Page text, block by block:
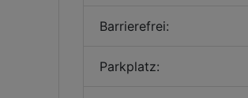
Barrierefrei:
Parkplatz: